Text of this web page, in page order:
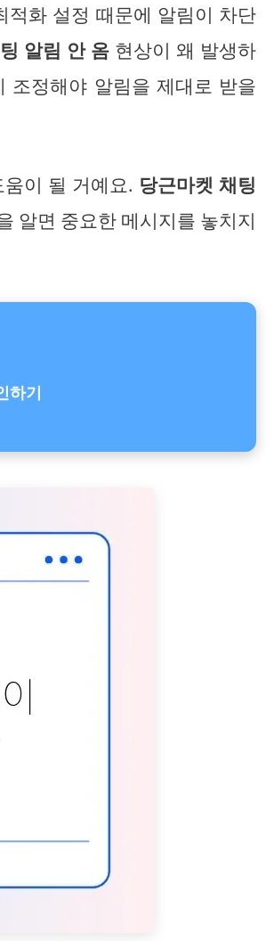
적화 설정 때문에 알림이 차단
알림 안 옴 현상이 왜 발생하
조정해야 알림을 제대로 받을
이 될 거예요. 당근마켓 채팅
알면 중요한 메시지를 놓치지
하기